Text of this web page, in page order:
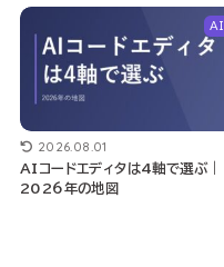
AI
2026.08.01
AIコードエディタは4軸で選ぶ｜
2026年の地図